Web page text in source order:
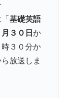
基礎英語
月３０日か
３０分か
放送しま